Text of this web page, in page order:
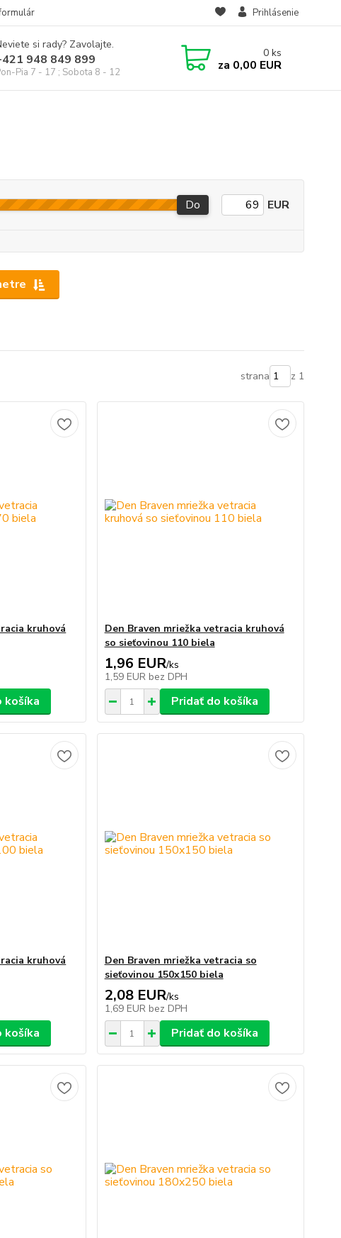
Prihlásenie
si rady? Zavolajte.
948 849 899
Pia 7 - 17 ; Sobota 8 - 12
0 ks
za 0,00 EUR
Do EUR
strana z 1
kruhová
košíka
Den Braven mriežka vetracia kruhová
so sieťovinou 110 biela
1,96 EUR/ks
1,59 EUR bez DPH
Pridať do košíka
kruhová
košíka
Den Braven mriežka vetracia so
sieťovinou 150x150 biela
2,08 EUR/ks
1,69 EUR bez DPH
Pridať do košíka